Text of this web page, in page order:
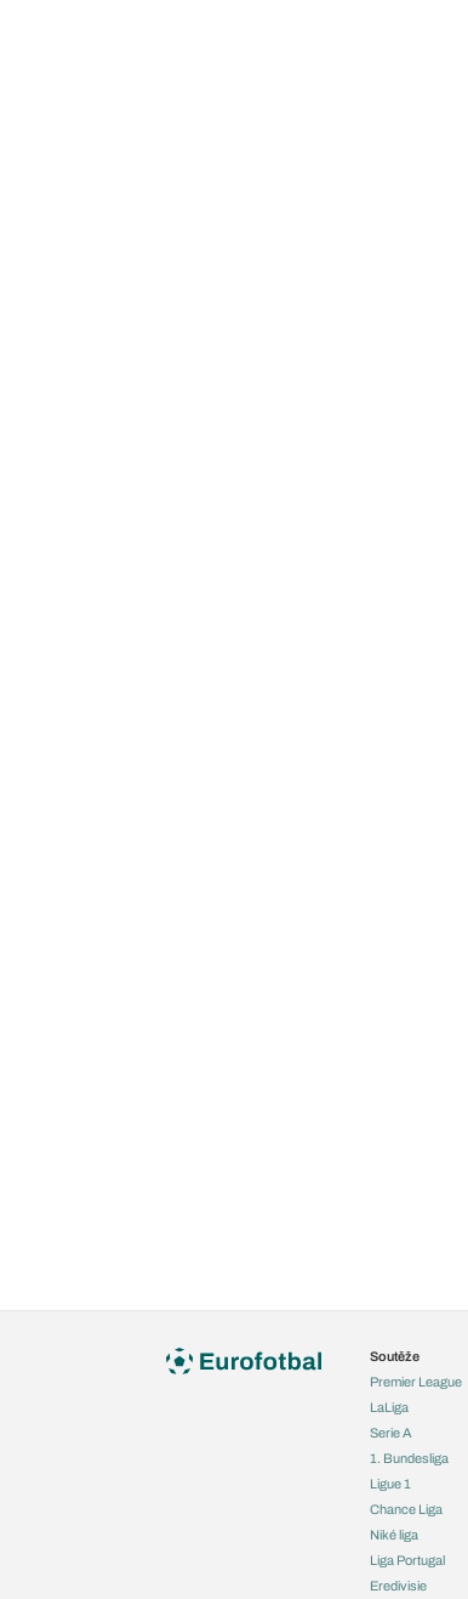
Soutěže
Premier League
LaLiga
Serie A
1. Bundesliga
Ligue 1
Chance Liga
Niké liga
Liga Portugal
Eredivisie